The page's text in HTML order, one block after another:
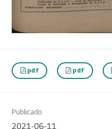
pdf pdf
Publicado
2021-06-11